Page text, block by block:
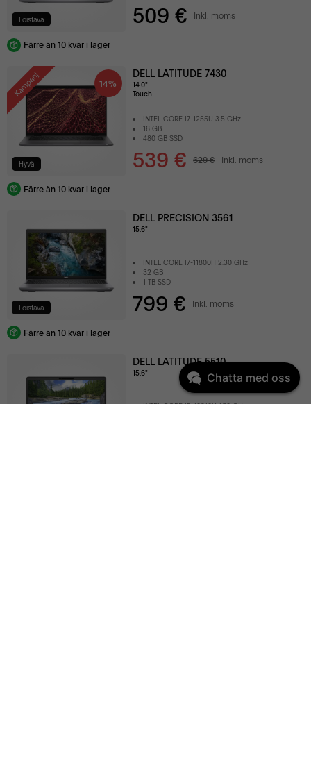
Loistava 509 € Inkl. moms
Färre än 10 kvar i lager
Kampanj 14%
Hyvä
DELL LATITUDE 7430
14.0"
Touch
INTEL CORE I7-1255U 3.5 GHz
16 GB
480 GB SSD
539 € 629 € Inkl. moms
Färre än 10 kvar i lager
Loistava
DELL PRECISION 3561
15.6"
INTEL CORE I7-11800H 2.30 GHz
32 GB
1 TB SSD
799 € Inkl. moms
Färre än 10 kvar i lager
DELL LATITUDE 5510
15.6"
INTEL CORE I5-10210U 1.70 GHz
Chatta med oss